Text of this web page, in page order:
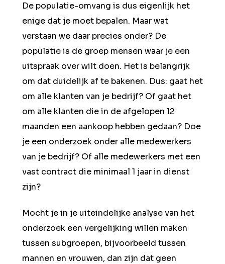
De populatie-omvang is dus eigenlijk het
enige dat je moet bepalen. Maar wat
verstaan we daar precies onder? De
populatie is de groep mensen waar je een
uitspraak over wilt doen. Het is belangrijk
om dat duidelijk af te bakenen. Dus: gaat het
om alle klanten van je bedrijf? Of gaat het
om alle klanten die in de afgelopen 12
maanden een aankoop hebben gedaan? Doe
je een onderzoek onder alle medewerkers
van je bedrijf? Of alle medewerkers met een
vast contract die minimaal 1 jaar in dienst
zijn?
Mocht je in je uiteindelijke analyse van het
onderzoek een vergelijking willen maken
tussen subgroepen, bijvoorbeeld tussen
mannen en vrouwen, dan zijn dat geen